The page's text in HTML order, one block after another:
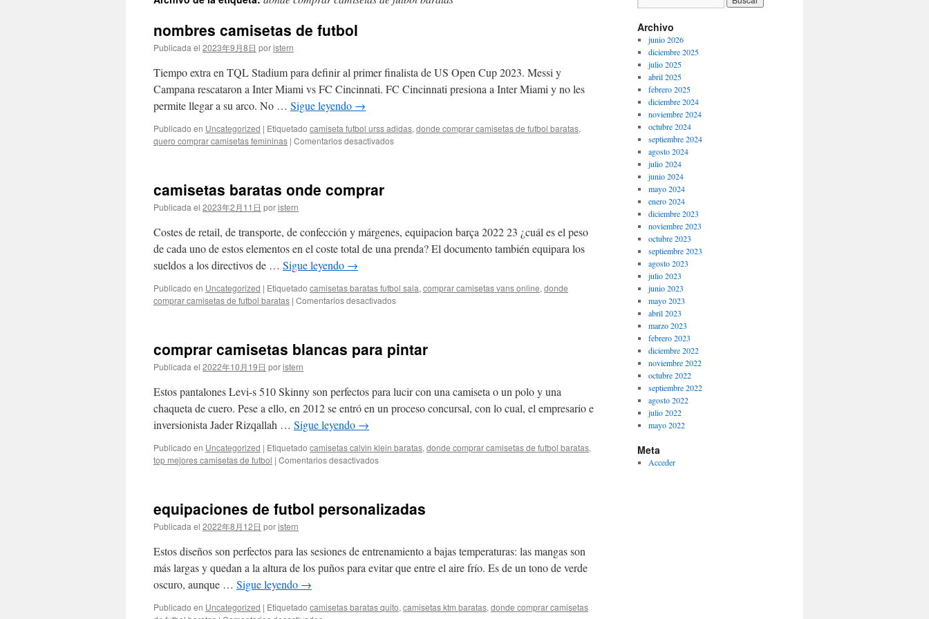
contenido
nombres camisetas de futbol
Publicada el 2023年9月8日 poristern
Tiempo extra en TQL Stadium para definir al primer finalista de US Open Cup 2023. Messi y
Campana rescataron a Inter Miami vs FC Cincinnati. FC Cincinnati presiona a Inter Miami y no les
permite llegar a su arco. No … Sigue leyendo →
Publicado en Uncategorized | Etiquetado camiseta futbol urss adidas, donde comprar camisetas de futbol baratas,
quero comprar camisetas femininas | Comentarios desactivadosen
camisetas baratas onde comprar
Publicada el 2023年2月11日 poristern
Costes de retail, de transporte, de confección y márgenes, equipacion barça 2022 23 ¿cuál es el peso
de cada uno de estos elementos en el coste total de una prenda? El documento también equipara los
sueldos a los directivos de … Sigue leyendo →
Publicado en Uncategorized | Etiquetado camisetas baratas futbol sala, comprar camisetas vans online, donde
comprar camisetas de futbol baratas | Comentarios desactivadosen
comprar
comprar camisetas blancas para pintar
Publicada el 2022年10月19日 poristern
Estos pantalones Levi-s 510 Skinny son perfectos para lucir con una camiseta o un polo y una
chaqueta de cuero. Pese a ello, en 2012 se entró en un proceso concursal, con lo cual, el empresario e
inversionista Jader Rizqallah … Sigue leyendo →
Publicado en Uncategorized | Etiquetado camisetas calvin klein baratas, donde comprar camisetas de futbol baratas,
top mejores camisetas de futbol | Comentarios desactivadosen
para
equipaciones de futbol personalizadas
Publicada el 2022年8月12日 poristern
Estos diseños son perfectos para las sesiones de entrenamiento a bajas temperaturas: las mangas son
más largas y quedan a la altura de los puños para evitar que entre el aire frío. Es de un tono de verde
oscuro, aunque … Sigue leyendo →
Publicado en Uncategorized | Etiquetado camisetas baratas quito, camisetas ktm baratas, donde comprar camisetas
Archivo
junio 2026
diciembre 2025
julio 2025
abril 2025
febrero 2025
diciembre 2024
noviembre 2024
octubre 2024
septiembre 2024
agosto 2024
julio 2024
junio 2024
mayo 2024
enero 2024
diciembre 2023
noviembre 2023
octubre 2023
septiembre 2023
agosto 2023
julio 2023
junio 2023
mayo 2023
abril 2023
marzo 2023
febrero 2023
diciembre 2022
noviembre 2022
octubre 2022
septiembre 2022
agosto 2022
julio 2022
mayo 2022
Meta
Acceder